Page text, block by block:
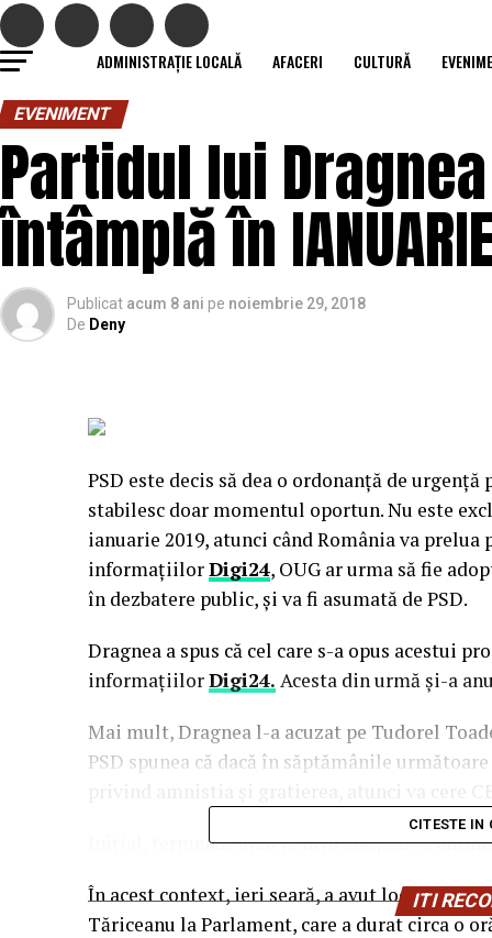
ADMINISTRAȚIE LOCALĂ AFACERI CULTURĂ
EVENIMENT
Partidul lui
întâmplă în
Publicat acum 8 ani pe noiembrie 29, 2018
De Deny
PSD este decis să dea o ordonanţă de
stabilesc doar momentul oportun. Nu este
ianuarie 2019, atunci când România va
informaţiilorDigi24, OUG ar urma să fie
în dezbatere public, şi va fi asumată de PSD.
Dragnea a spus că cel care s-a opus acestui
informaţiilorDigi24. Acesta din urmă şi-a
Mai mult, Dragnea l-a acuzat pe Tudorel
PSD spunea că dacă în săptămânile
Iniţial, termenul final pentru adoptarea
În acest context, ieri seară, a avut loc o î
Tăriceanu la Parlament, care a durat circa o
CITESTE IN
ITI